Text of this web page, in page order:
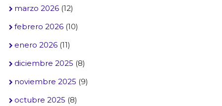
marzo 2026(12)
febrero 2026(10)
enero 2026(11)
diciembre 2025 (8)
noviembre 2025 (9)
octubre 2025 (8)